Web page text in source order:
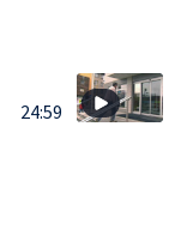
24:59